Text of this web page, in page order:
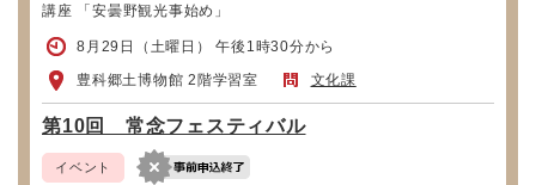
講座 「安曇野観光事始め」
8月29日（土曜日） 午後1時30分から
豊科郷土博物館 2階学習室
文化課
第10回 常念フェスティバル
イベント